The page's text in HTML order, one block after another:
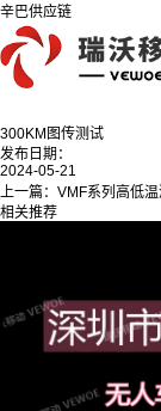
辛巴供应链
300KM图传测试
发布日期：
2024-05-21
上一篇： VMF系列高低
相关推荐